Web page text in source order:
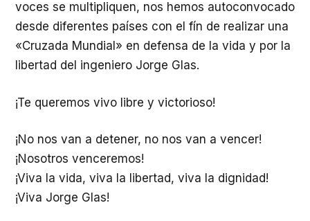
voces se multipliquen, nos hemos autoconvocado
desde diferentes países con el fín de realizar una
«Cruzada Mundial» en defensa de la vida y por la
libertad del ingeniero Jorge Glas.
¡Te queremos vivo libre y victorioso!
¡No nos van a detener, no nos van a vencer!
¡Nosotros venceremos!
¡Viva la vida, viva la libertad, viva la dignidad!
¡Viva Jorge Glas!